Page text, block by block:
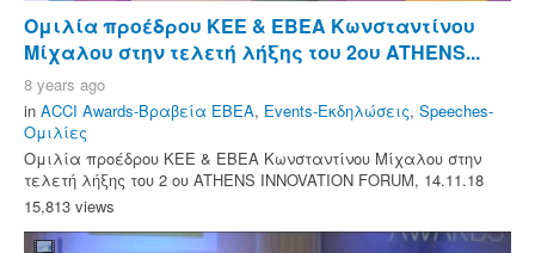
Ομιλία προέδρου ΚΕΕ & ΕΒΕΑ Κωνσταντίνου
Μίχαλου στην τελετή λήξης του 2ου ATHENS...
8 years ago
in ACCI Awards-Βραβεία ΕΒΕΑ, Events-Εκδηλώσεις, Speeches-
Ομιλίες
Ομιλία προέδρου ΚΕΕ & ΕΒΕΑ Κωνσταντίνου Μίχαλου στην
τελετή λήξης του 2 ου ATHENS INNOVATION FORUM, 14.11.18
15,813 views